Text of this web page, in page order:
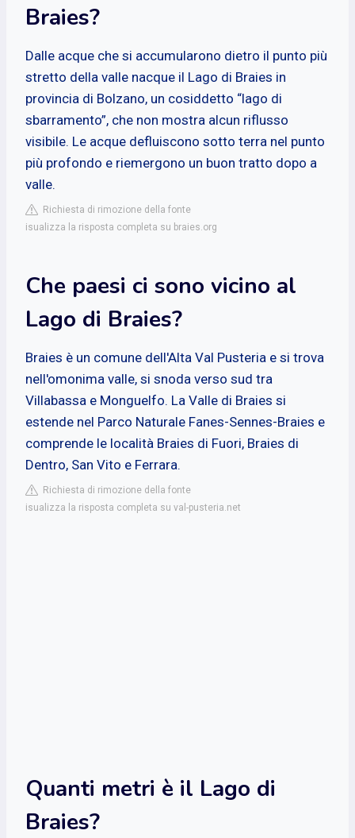
Braies?
Dalle acque che si accumularono dietro il punto più
stretto della valle nacque il Lago di Braies in
provincia di Bolzano, un cosiddetto “lago di
sbarramento”, che non mostra alcun riflusso
visibile. Le acque defluiscono sotto terra nel punto
più profondo e riemergono un buon tratto dopo a
valle.
Richiesta di rimozione della fonte
isualizza la risposta completa su braies.org
Che paesi ci sono vicino al
Lago di Braies?
Braies è un comune dell'Alta Val Pusteria e si trova
nell'omonima valle, si snoda verso sud tra
Villabassa e Monguelfo. La Valle di Braies si
estende nel Parco Naturale Fanes-Sennes-Braies e
comprende le località Braies di Fuori, Braies di
Dentro, San Vito e Ferrara.
Richiesta di rimozione della fonte
isualizza la risposta completa su val-pusteria.net
Quanti metri è il Lago di
Braies?